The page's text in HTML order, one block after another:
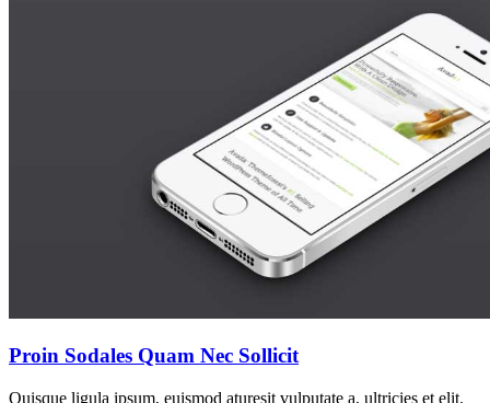
Proin Sodales Quam Nec Sollicit
Quisque ligula ipsum, euismod aturesit vulputate a, ultricies et elit.